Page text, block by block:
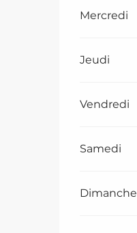
Mercredi
Jeudi
Vendredi
Samedi
Dimanche